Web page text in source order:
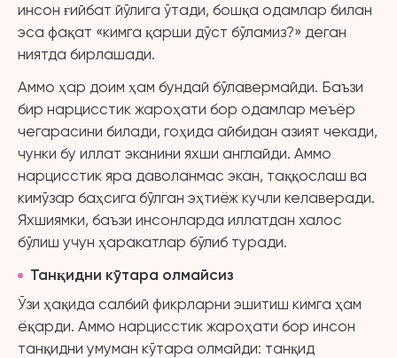
инсон ғийбат йўлига ўтади, бошқа одамлар билан
эса фақат «кимга қарши дўст бўламиз?» деган
ниятда бирлашади.
Аммо ҳар доим ҳам бундай бўлавермайди. Баъзи
бир нарцисстик жароҳати бор одамлар меъёр
чегарасини билади, гоҳида айбидан азият чекади,
чунки бу иллат эканини яхши англайди. Аммо
нарцисстик яра даволанмас экан, таққослаш ва
кимўзар баҳсига бўлган эҳтиёж кучли келаверади.
Яхшиямки, баъзи инсонларда иллатдан халос
бўлиш учун ҳаракатлар бўлиб туради.
Танқидни кўтара олмайсиз
Ўзи ҳақида салбий фикрларни эшитиш кимга ҳам
ёқарди. Аммо нарцисстик жароҳати бор инсон
танқидни умуман кўтара олмайди: танқид